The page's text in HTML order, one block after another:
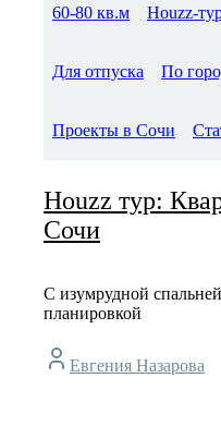
60-80 кв.м Houzz-
Для отпуска По
Проекты в Сочи
Houzz тур:
Сочи
С изумрудной
планировкой
Евгения Назарова